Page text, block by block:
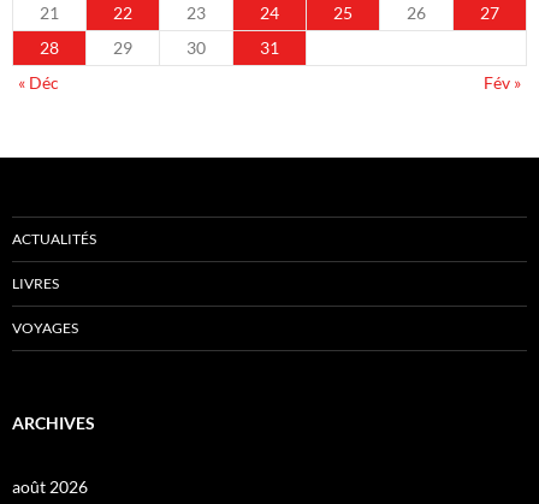
21
22 23 24 25 26
27
28
29 30
31
« Déc
Fév »
ACTUALITÉS
LIVRES
VOYAGES
ARCHIVES
août 2026